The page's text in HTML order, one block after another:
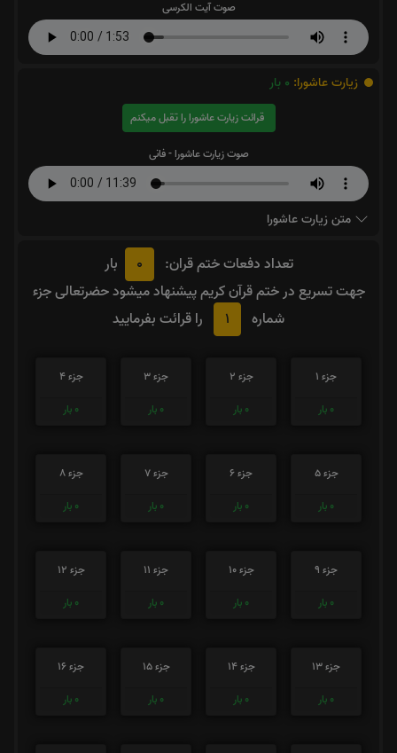
صوت آیت الکرسی
زیارت عاشورا: 0 بار
قرائت زیارت عاشورا را تقبل میکنم
صوت زیارت عاشورا - فانی
متن زیارت عاشورا
تعداد دفعات ختم قران: 0
بار
جهت تسریع در ختم قرآن کریم پیشنهاد میشود حضرتعالی جزء
شماره
1 را قرائت بفرمایید
جزء 1
0 بار
جزء 2
0 بار
جزء 3
0 بار
جزء 4
0 بار
جزء 5
0 بار
جزء 6
0 بار
جزء 7
0 بار
جزء 8
0 بار
جزء 9
0 بار
جزء 10
0 بار
جزء 11
0 بار
جزء 12
0 بار
جزء 13
0 بار
جزء 14
0 بار
جزء 15
0 بار
جزء 16
0 بار